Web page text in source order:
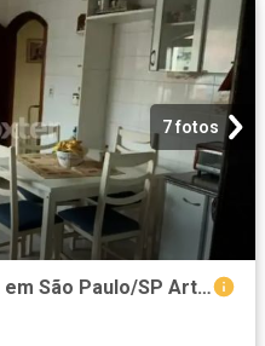
7 fotos
Casa / Sobrado para Venda em São Paulo/SP Artur Alvim 4 Quartos